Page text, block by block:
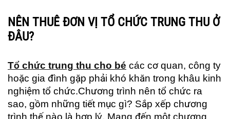
NÊN THUÊ ĐƠN VỊ TỔ CHỨC TRUNG THU Ở
ĐÂU?
Tổ chức trung thu cho bé các cơ quan, công ty
hoặc gia đình gặp phải khó khăn trong khâu kinh
nghiệm tổ chức.Chương trình nên tổ chức ra
sao, gồm những tiết mục gì? Sắp xếp chương
trình thế nào là hợp lý. Mang đến một chương